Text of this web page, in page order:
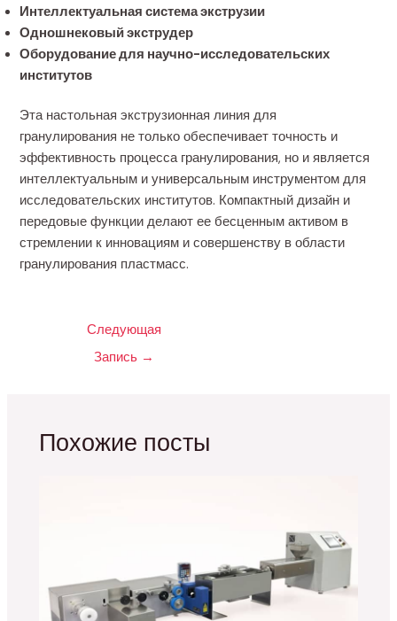
Интеллектуальная система экструзии
Одношнековый экструдер
Оборудование для научно-исследовательских
институтов
Эта настольная экструзионная линия для
гранулирования не только обеспечивает точность и
эффективность процесса гранулирования, но и является
интеллектуальным и универсальным инструментом для
исследовательских институтов. Компактный дизайн и
передовые функции делают ее бесценным активом в
стремлении к инновациям и совершенству в области
гранулирования пластмасс.
Следующая
Запись →
Похожие посты